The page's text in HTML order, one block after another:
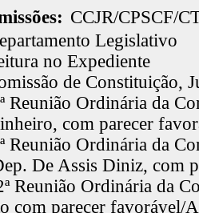
CCJR/CPSCF/
Legislativo
no Expediente
de Constituição,
Reunião Ordinária da
com parecer
Reunião Ordinária da
De Assis Diniz, com
Reunião Ordinária da
com parecer favorável/